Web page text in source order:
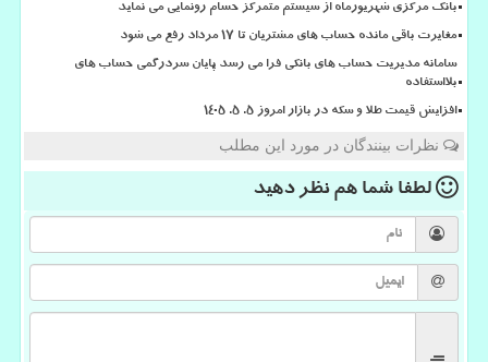
بانک مرکزی شهریورماه از سیستم متمرکز حسام رونمایی می نماید
مغایرت باقی مانده حساب های مشتریان تا 17 مرداد رفع می شود
سامانه مدیریت حساب های بانکی فرا می رسد پایان سردرگمی حساب های
بلااستفاده
افزایش قیمت طلا و سکه در بازار امروز ۵. ۵. ۱۴۰۵
نظرات بینندگان در مورد این مطلب
لطفا شما همنظر دهید